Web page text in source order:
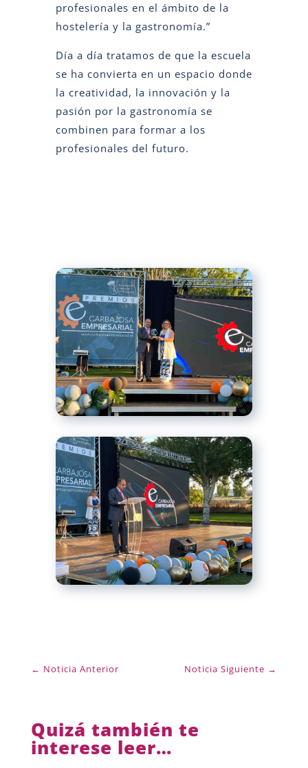
profesionales en el ámbito de la
hostelería y la gastronomía.”
Día a día tratamos de que la escuela
se ha convierta en un espacio donde
la creatividad, la innovación y la
pasión por la gastronomía se
combinen para formar a los
profesionales del futuro.
← Noticia Anterior Noticia Siguiente →
Quizá también te
interese leer…